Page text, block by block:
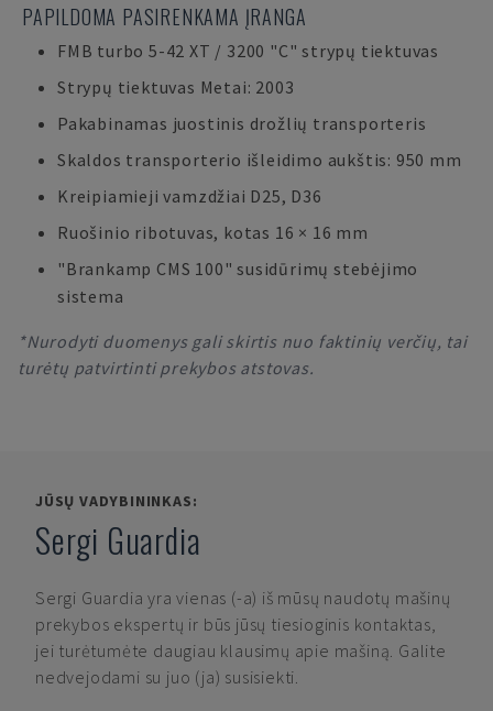
PAPILDOMA PASIRENKAMA ĮRANGA
FMB turbo 5-42 XT / 3200 "C" strypų tiektuvas
Strypų tiektuvas Metai: 2003
Pakabinamas juostinis drožlių transporteris
Skaldos transporterio išleidimo aukštis: 950 mm
Kreipiamieji vamzdžiai D25, D36
Ruošinio ribotuvas, kotas 16 × 16 mm
"Brankamp CMS 100" susidūrimų stebėjimo
sistema
*Nurodyti duomenys gali skirtis nuo faktinių verčių, tai
turėtų patvirtinti prekybos atstovas.
JŪSŲ VADYBININKAS:
Sergi Guardia
Sergi Guardia yra vienas (-a) iš mūsų naudotų mašinų
prekybos ekspertų ir būs jūsų tiesioginis kontaktas,
jei turėtumėte daugiau klausimų apie mašiną. Galite
nedvejodami su juo (ja) susisiekti.